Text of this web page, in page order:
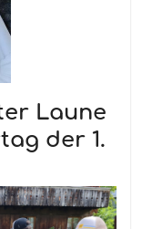
Laune
der 1.